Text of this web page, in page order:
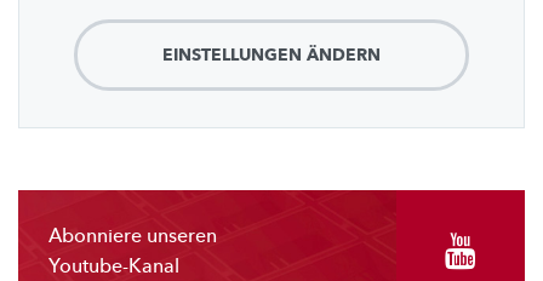
EINSTELLUNGEN ÄNDERN
Abonniere unseren
Youtube-Kanal